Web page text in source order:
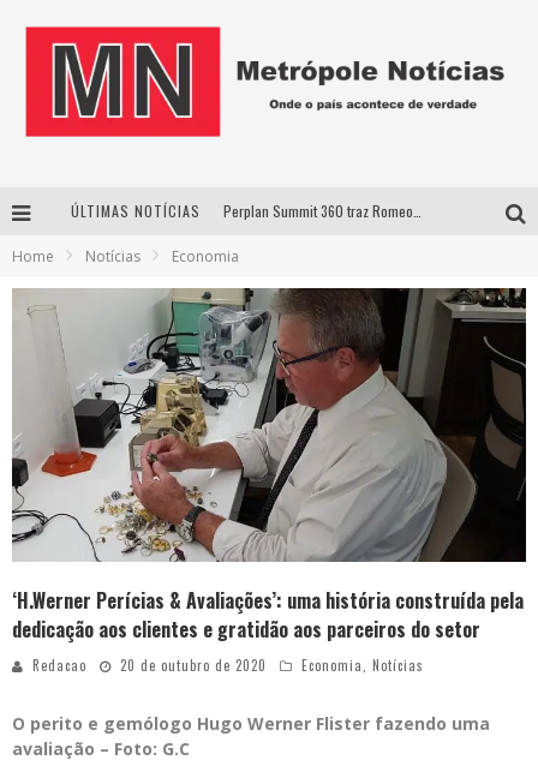
ÚLTIMAS NOTÍCIAS
Uberlândia recebe estreia nacional de espetáculo inspirado em episódio marcante da vida de Friedrich Nietzsche
Agosto Dourado: apoio, informação e acolhimento fortalecem o sucesso da amamentação
Home Notícias Economia
‘H.Werner Perícias & Avaliações’: uma história construída pela
dedicação aos clientes e gratidão aos parceiros do setor
Redacao 20 de outubro de 2020 Economia, Notícias
O perito e gemólogo Hugo Werner Flister fazendo uma
avaliação – Foto: G.C